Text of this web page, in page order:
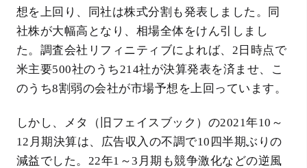
想を上回り、同社は株式分割も発表しました。同
社株が大幅高となり、相場全体をけん引しまし
た。調査会社リフィニティブによれば、2日時点で
米主要500社のうち214社が決算発表を済ませ、こ
のうち8割弱の会社が市場予想を上回っています。
しかし、メタ（旧フェイスブック）の2021年10～
12月期決算は、広告収入の不調で10四半期ぶりの
減益でした。22年1～3月期も競争激化などの逆風